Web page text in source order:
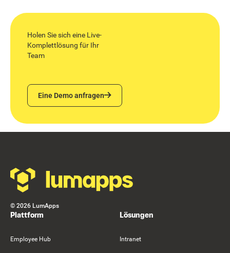
Holen Sie sich eine Live-
Komplettlösung für Ihr
Team
Eine Demo anfragen
Eine Demo anfragen
© 2026 LumApps
Plattform
Employee Hub
Lösungen
Intranet